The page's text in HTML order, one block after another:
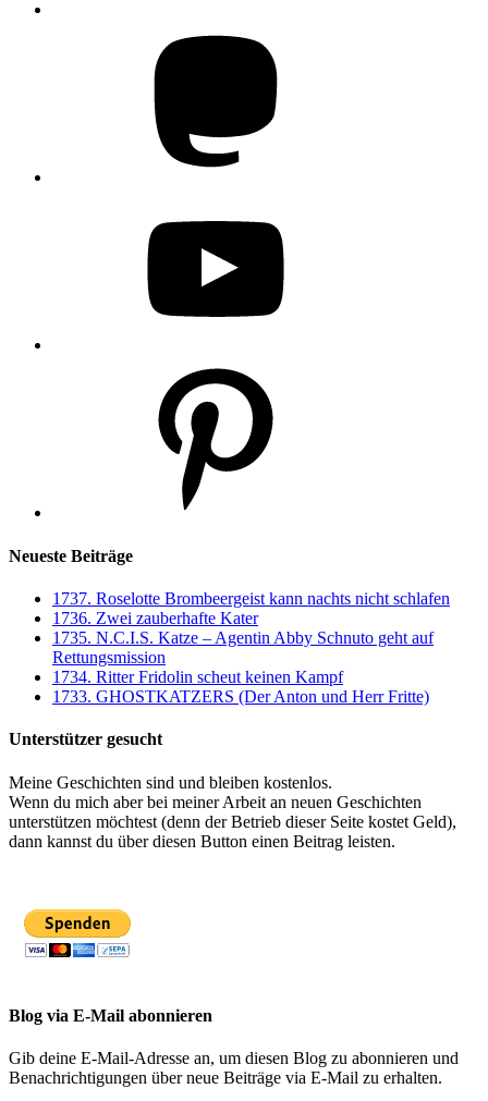
Neueste Beiträge
1737. Roselotte Brombeergeist kann nachts nicht schlafen
1736. Zwei zauberhafte Kater
1735. N.C.I.S. Katze – Agentin Abby Schnuto geht auf
Rettungsmission
1734. Ritter Fridolin scheut keinen Kampf
1733. GHOSTKATZERS (Der Anton und Herr Fritte)
Unterstützer gesucht
Meine Geschichten sind und bleiben kostenlos.
Wenn du mich aber bei meiner Arbeit an neuen Geschichten
unterstützen möchtest (denn der Betrieb dieser Seite kostet Geld),
dann kannst du über diesen Button einen Beitrag leisten.
Blog via E-Mail abonnieren
Gib deine E-Mail-Adresse an, um diesen Blog zu abonnieren und
Benachrichtigungen über neue Beiträge via E-Mail zu erhalten.